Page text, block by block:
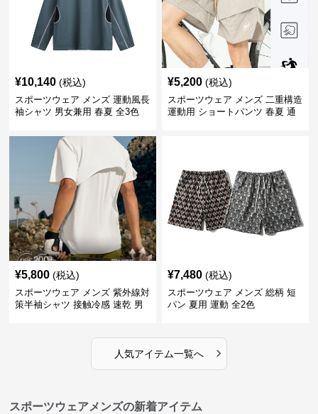
¥10,140 (税込)
スポーツウェア メンズ 運動風長
袖シャツ 男女兼用 春夏 全3色
¥5,200 (税込)
スポーツウェア メンズ 二重構造
運動用 ショートパンツ 春夏 通
¥5,800 (税込)
スポーツウェア メンズ 紫外線対
策半袖シャツ 接触冷感 速乾 男
¥7,480 (税込)
スポーツウェア メンズ 総柄 短
パン 夏用 運動 全2色
人気アイテム一覧へ ›
スポーツウェアメンズの新着アイテム